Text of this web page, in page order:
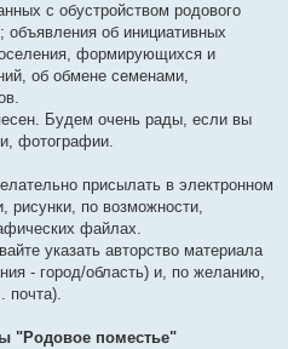
с обустройством родового
об инициативных
формирующихся и
об обмене семенами,
Будем очень рады, если вы
фотографии.
присылать в электронном
по возможности,
файлах.
указать авторство материала
- город/область) и, по желанию,
почта).
"Родовое поместье"